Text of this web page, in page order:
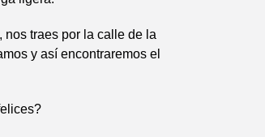
nos traes por la calle de la
y así encontraremos el